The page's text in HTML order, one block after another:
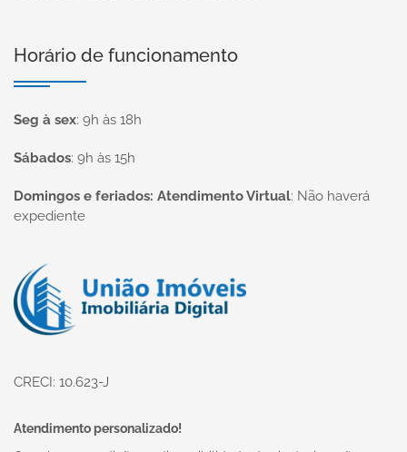
Horário de funcionamento
Seg à sex: 9h às 18h
Sábados: 9h às 15h
Domingos e feriados: Atendimento Virtual: Não haverá
expediente
Página inicial
CRECI: 10.623-J
Atendimento personalizado!